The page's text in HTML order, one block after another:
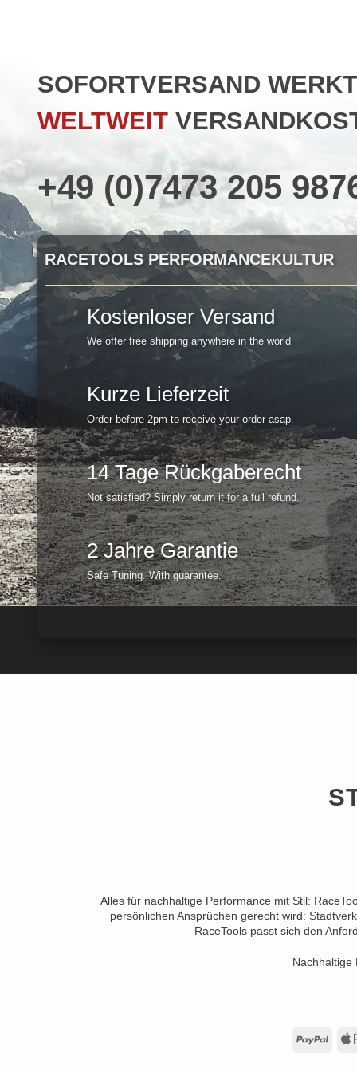
SOFORTVERSAND
WELTWEIT
+49 (0)7473 205
RACETOOLS PERFORMANCEKULTUR
Kostenloser Versand
We offer free shipping anywhere in the world
Kurze Lieferzeit
Order before 2pm to receive your order asap.
14 Tage Rückgaberecht
Not satisfied? Simply return it for a full refund.
2 Jahre Garantie
Safe Tuning. With guarantee.
Alles für nachhaltige Performance mit Stil:
persönlichen Ansprüchen gerecht wird:
RaceTools passt sich den